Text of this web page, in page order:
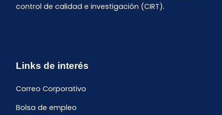
control de calidad e investigación (CIRT).
Links de interés
Correo Corporativo
Bolsa de empleo